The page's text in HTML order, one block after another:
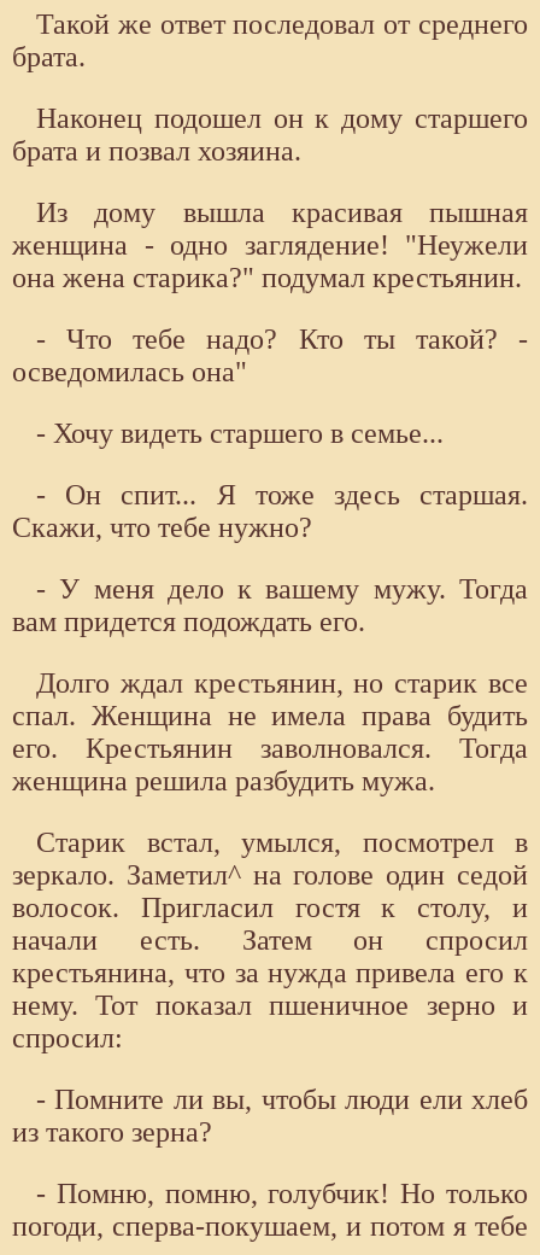
Такой же ответ последовал от среднего
брата.
Наконец подошел он к дому старшего
брата и позвал хозяина.
Из дому вышла красивая пышная
женщина - одно заглядение! "Неужели
она жена старика?" подумал крестьянин.
- Что тебе надо? Кто ты такой? -
осведомилась она"
- Хочу видеть старшего в семье...
- Он спит... Я тоже здесь старшая.
Скажи, что тебе нужно?
- У меня дело к вашему мужу. Тогда
вам придется подождать его.
Долго ждал крестьянин, но старик все
спал. Женщина не имела права будить
его. Крестьянин заволновался. Тогда
женщина решила разбудить мужа.
Старик встал, умылся, посмотрел в
зеркало. Заметил^ на голове один седой
волосок. Пригласил гостя к столу, и
начали есть. Затем он спросил
крестьянина, что за нужда привела его к
нему. Тот показал пшеничное зерно и
спросил:
- Помните ли вы, чтобы люди ели хлеб
из такого зерна?
- Помню, помню, голубчик! Но только
погоди, сперва-покушаем, и потом я тебе